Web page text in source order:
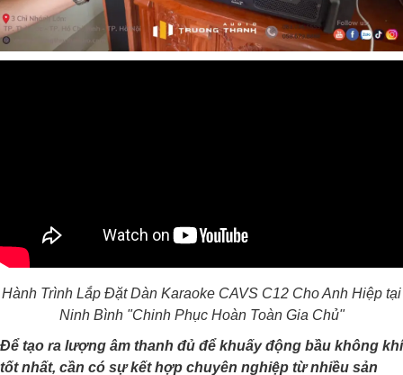
Hành Trình Lắp Đặt Dàn Karaoke CAVS C12 Cho Anh Hiệp tại
Ninh Bình "Chinh Phục Hoàn Toàn Gia Chủ"
Để tạo ra lượng âm thanh đủ để khuấy động bầu không khí
tốt nhất, cần có sự kết hợp chuyên nghiệp từ nhiều sản